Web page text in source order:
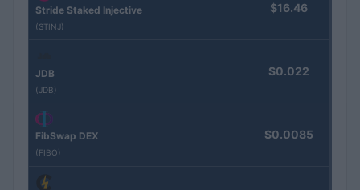
Stride Staked Injective
(STINJ)
$16.46
JDB
(JDB)
$0.022
FibSwap DEX
(FIBO)
$0.0085